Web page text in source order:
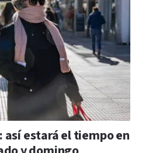
así estará el tiempo en